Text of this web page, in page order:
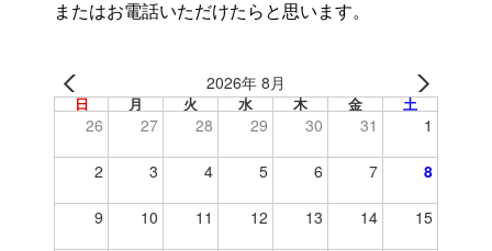
またはお電話いただけたらと思います。
2026年 8月
日 月 火 水 木 金 土
26 27 28 29 30 31 1
2 3 4 5 6 7 8
9 10 11 12 13 14 15